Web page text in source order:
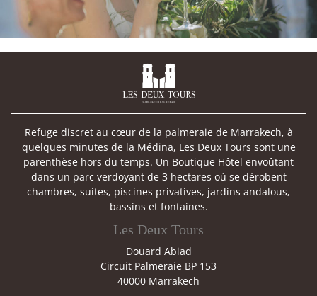

Refuge discret au cœur de la palmeraie de Marrakech, à
quelques minutes de la Médina, Les Deux Tours sont une
parenthèse hors du temps. Un Boutique Hôtel envoûtant
dans un parc verdoyant de 3 hectares où se dérobent
chambres, suites, piscines privatives, jardins andalous,
bassins et fontaines.
Les Deux Tours
Douard Abiad
Circuit Palmeraie BP 153
40000 Marrakech